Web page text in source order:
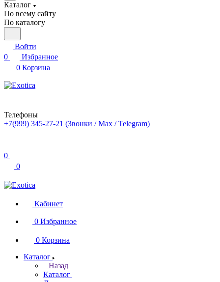
Каталог
По всему сайту
По каталогу
Войти
0
Избранное
0 Корзина
Телефоны
+7(999) 345-27-21 (Звонки / Max / Telegram)
0
0
Кабинет
0 Избранное
0 Корзина
Каталог
Назад
Каталог